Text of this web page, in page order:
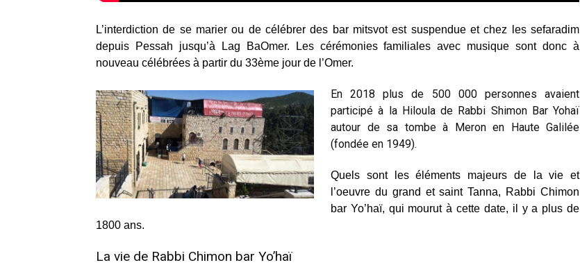
L’interdiction de se marier ou de célébrer des bar mitsvot est suspendue et chez les sefaradim
depuis Pessah jusqu’à Lag BaOmer. Les cérémonies familiales avec musique sont donc à
nouveau célébrées à partir du 33ème jour de l’Omer.
En 2018 plus de 500 000 personnes avaient
participé à la Hiloula de Rabbi Shimon Bar Yohaï
autour de sa tombe à Meron en Haute Galilée
(fondée en 1949).
Quels sont les éléments majeurs de la vie et
l’oeuvre du grand et saint Tanna, Rabbi Chimon
bar Yo’haï, qui mourut à cette date, il y a plus de
1800 ans.
La vie de Rabbi Chimon bar Yo’haï